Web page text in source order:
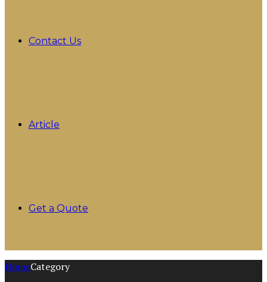
Contact Us
Article
Get a Quote
HomeCategory